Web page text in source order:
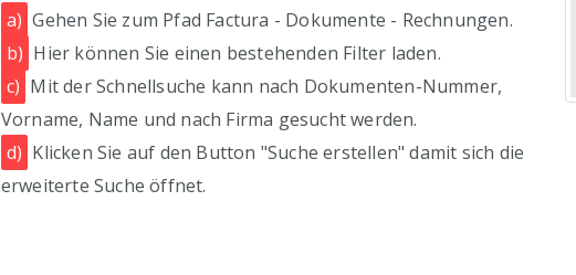
a) Gehen Sie zum Pfad Factura - Dokumente - Rechnungen.
b) Hier können Sie einen bestehenden Filter laden.
c) Mit der Schnellsuche kann nach Dokumenten-Nummer,
Vorname, Name und nach Firma gesucht werden.
d) Klicken Sie auf den Button "Suche erstellen" damit sich die
erweiterte Suche öffnet.